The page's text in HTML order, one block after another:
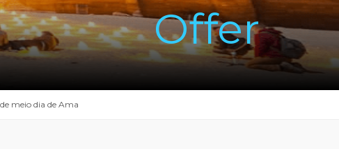
Offer
meio dia de Ama